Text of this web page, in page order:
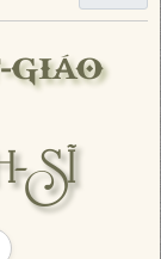
GIÁO
SĨ